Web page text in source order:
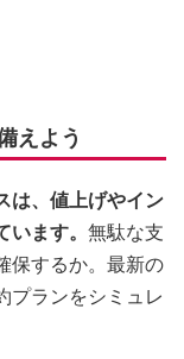
えよう
は、値上げやイン
ます。 無駄な支
保するか。最新の
プランをシミュレ